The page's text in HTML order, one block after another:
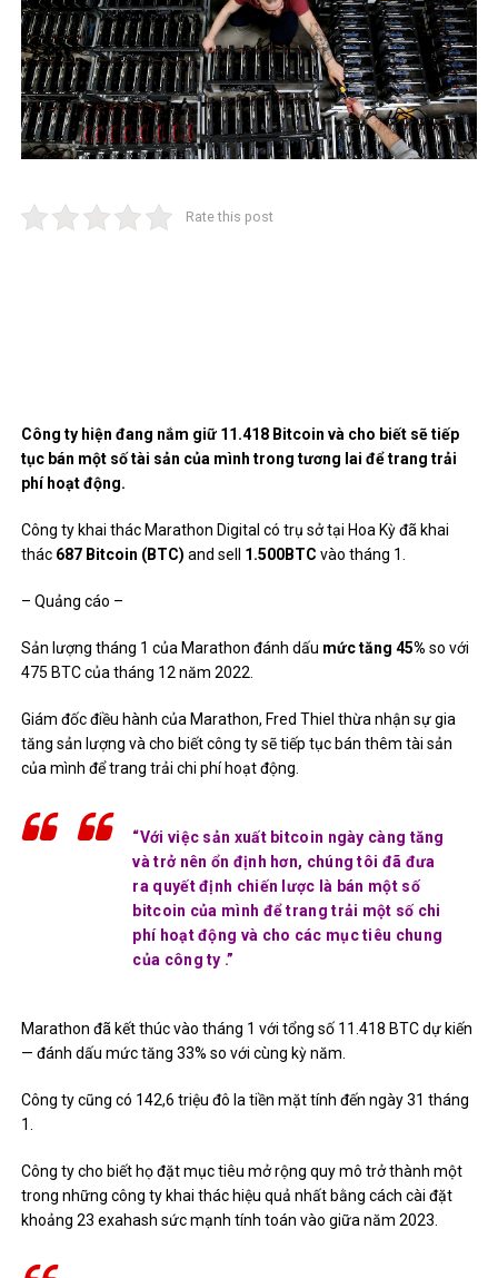
Rate this post
Công ty hiện đang nắm giữ 11.418 Bitcoin và cho biết sẽ tiếp
tục bán một số tài sản của mình trong tương lai để trang trải
phí hoạt động.
Công ty khai thác Marathon Digital có trụ sở tại Hoa Kỳ đã khai
thác 687 Bitcoin (BTC) and sell 1.500BTC vào tháng 1.
– Quảng cáo –
Sản lượng tháng 1 của Marathon đánh dấu mức tăng 45% so với
475 BTC của tháng 12 năm 2022.
Giám đốc điều hành của Marathon, Fred Thiel thừa nhận sự gia
tăng sản lượng và cho biết công ty sẽ tiếp tục bán thêm tài sản
của mình để trang trải chi phí hoạt động.
“Với việc sản xuất bitcoin ngày càng tăng
và trở nên ổn định hơn, chúng tôi đã đưa
ra quyết định chiến lược là bán một số
bitcoin của mình để trang trải một số chi
phí hoạt động và cho các mục tiêu chung
của công ty .”
Marathon đã kết thúc vào tháng 1 với tổng số 11.418 BTC dự kiến ​​
— đánh dấu mức tăng 33% so với cùng kỳ năm.
Công ty cũng có 142,6 triệu đô la tiền mặt tính đến ngày 31 tháng
1.
Công ty cho biết họ đặt mục tiêu mở rộng quy mô trở thành một
trong những công ty khai thác hiệu quả nhất bằng cách cài đặt
khoảng 23 exahash sức mạnh tính toán vào giữa năm 2023.